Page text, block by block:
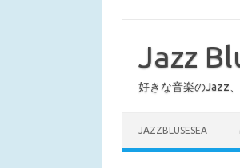
Jazz
好きな音楽のJazz
JAZZBLUSESEA